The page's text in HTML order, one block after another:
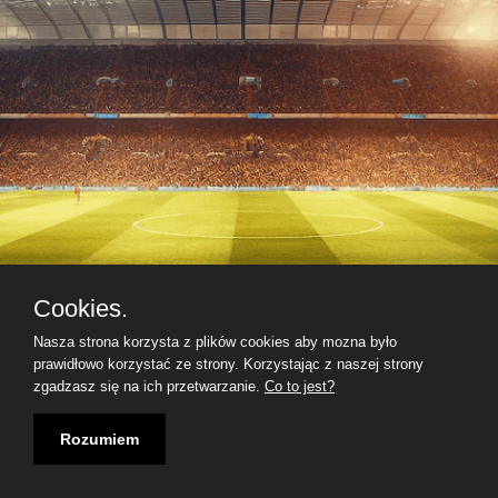
Cookies.
Nasza strona korzysta z plików cookies aby mozna było
prawidłowo korzystać ze strony. Korzystając z naszej strony
zgadzasz się na ich przetwarzanie. Co to jest?
Rozumiem